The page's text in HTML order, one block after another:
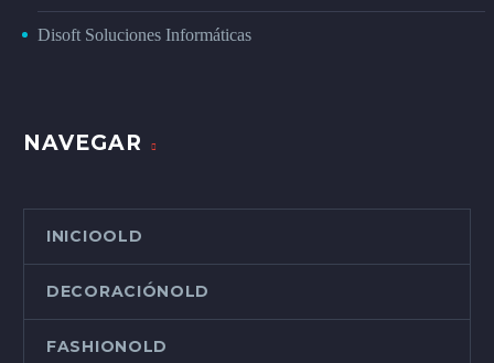
Disoft Soluciones Informáticas
NAVEGAR
INICIOOLD
DECORACIÓNOLD
FASHIONOLD